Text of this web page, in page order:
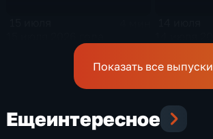
Показать все выпуски
Ещеинтересное